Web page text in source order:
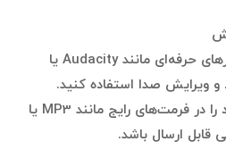
نرم‌افزارهای ضبط: از نرم‌افزارهای حرفه‌ای مانند Audacity یا
فرمت فایل: فایل صوتی خود را در فرمت‌های رایج مانند MP3 یا